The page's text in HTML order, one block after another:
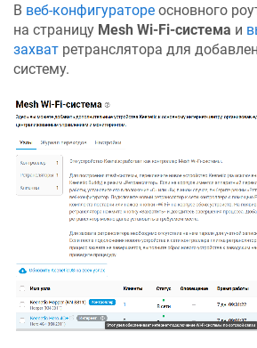
В веб-конфигураторе основного
на страницу Mesh Wi-Fi-система и
захват ретранслятора для
систему.